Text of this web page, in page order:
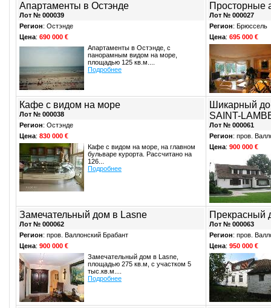
Апартаменты в Остэнде
Лот № 000039
Регион: Остэнде
Цена: 690 000 €
Апартаменты в Остэнде, с
панорамным видом на море,
площадью 125 кв.м....
Подробнее
Просторные
Лот № 000027
Регион: Брюссель
Цена: 695 000 €
Кафе с видом на море
Лот № 000038
Регион: Остэнде
Цена: 830 000 €
Кафе с видом на море, на главном
бульваре курорта. Рассчитано на
126...
Подробнее
Шикарный
SAINT-
Лот № 000061
Регион: пров.
Цена: 900 000 €
Замечательный дом в Lasne
Лот № 000062
Регион: пров. Валлонский Брабант
Цена: 900 000 €
Замечательный дом в Lasne,
площадью 275 кв.м, с участком 5
тыс.кв.м....
Подробнее
Прекрасный
Лот № 000063
Регион: пров.
Цена: 950 000 €